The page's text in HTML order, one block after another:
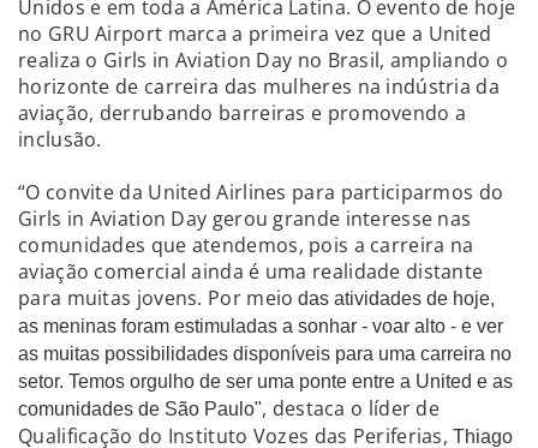
Unidos e em toda a América Latina. O evento de hoje
no GRU Airport marca a primeira vez que a United
realiza o Girls in Aviation Day no Brasil, ampliando o
horizonte de carreira das mulheres na indústria da
aviação, derrubando barreiras e promovendo a
inclusão.
“O convite da United Airlines para participarmos do
Girls in Aviation Day gerou grande interesse nas
comunidades que atendemos, pois a carreira na
aviação comercial ainda é uma realidade distante
para muitas jovens. Por meio das atividades de hoje,
as meninas foram estimuladas a sonhar - voar alto - e ver
as muitas possibilidades disponíveis para uma carreira no
setor. Temos orgulho de ser uma ponte entre a United e as
comunidades de São Paulo", destaca o líder de
Qualificação do Instituto Vozes das Periferias,Thiago